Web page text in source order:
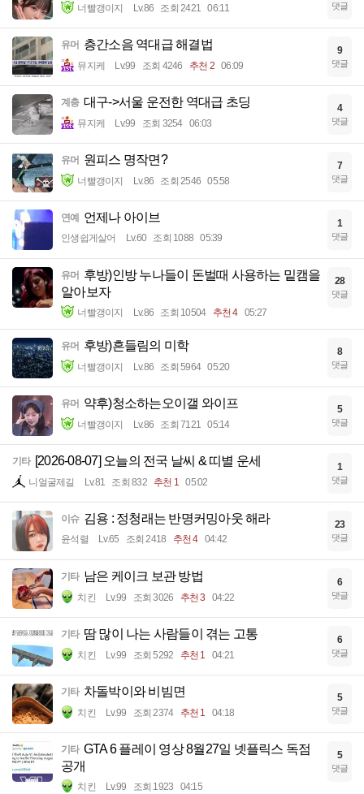
너빨갱이지 Lv.86 조회 2421 06:11 댓글
유머 층간소음 역대급 해결법
뮤지케 Lv.99 조회 4246 추천 2 06:09
9
댓글
계층 대구->서울 운전한 역대급 초딩
뮤지케 Lv.99 조회 3254 06:03
4
댓글
유머 원피스 명작면?
너빨갱이지 Lv.86 조회 2546 05:58
7
댓글
연예 언제나 아이브
인생쉽게살어 Lv.60 조회 1088 05:39
1
댓글
유머 후방)인방 누나들이 돈벌때 사용하는 밑캠을
알아보자
너빨갱이지 Lv.86 조회 10504 추천 4 05:27
28
댓글
유머 후방)흔들림의 미학
너빨갱이지 Lv.86 조회 5964 05:20
8
댓글
유머 약후)청소하는오이갤 와이프
너빨갱이지 Lv.86 조회 7121 05:14
5
댓글
기타 [2026-08-07] 오늘의 전국 날씨 & 띠별 운세
니얼굴제길 Lv.81 조회 832 추천 1 05:02
1
댓글
이슈 김용 : 정청래는 반명커밍아웃 해라
윤석렬 Lv.65 조회 2418 추천 4 04:42
23
댓글
기타 남은 케이크 보관 방법
치킨 Lv.99 조회 3026 추천 3 04:22
6
댓글
기타 땀 많이 나는 사람들이 겪는 고통
치킨 Lv.99 조회 5292 추천 1 04:21
6
댓글
기타 차돌박이와 비빔면
치킨 Lv.99 조회 2374 추천 1 04:18
5
댓글
기타 GTA 6 플레이 영상 8월27일 넷플릭스 독점
공개
치킨 Lv.99 조회 1923 04:15
5
댓글